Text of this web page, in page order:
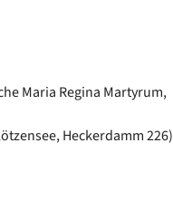
Maria Regina Martyrum,
Heckerdamm 226)